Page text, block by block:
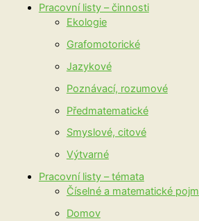
Pracovní listy – činnosti
Ekologie
Grafomotorické
Jazykové
Poznávací, rozumové
Předmatematické
Smyslové, citové
Výtvarné
Pracovní listy – témata
Číselné a matematické
Domov